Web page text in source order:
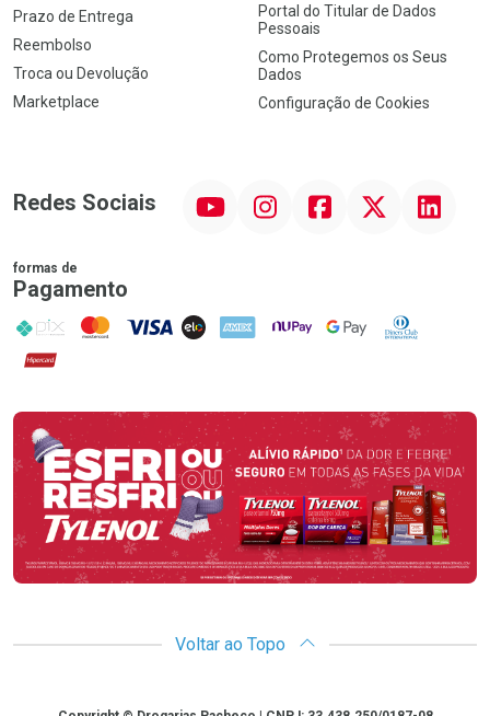
Prazo de Entrega
Reembolso
Troca ou Devolução
Marketplace
Portal do Titular de Dados
Pessoais
Como Protegemos os Seus
Dados
Configuração de Cookies
Redes Sociais InstagramFacebook Linkedin
formas de
Pagamento
PIX MasterCard
VISA ELO AMEX NuPay Google PayDiners Club
Hipercard
Promoção em Destaque
Voltar ao Topo
Copyright